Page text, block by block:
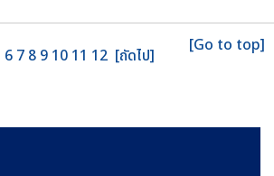
6 7 8 9 10 11 12 [ถัดไป] [Go to top]